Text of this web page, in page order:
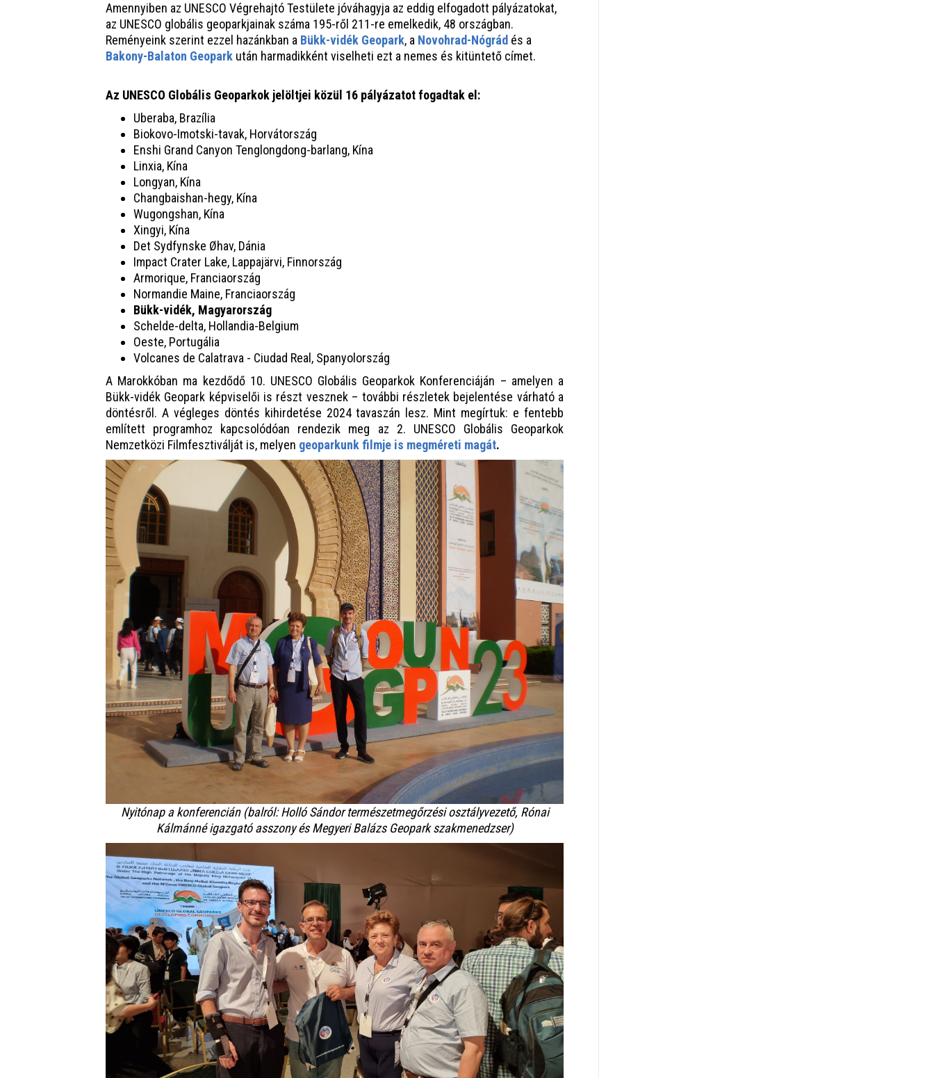
Amennyiben az UNESCO Végrehajtó Testülete jóváhagyja az eddig elfogadott pályázatokat,
az UNESCO globális geoparkjainak száma 195-ről 211-re emelkedik, 48 országban.
Reményeink szerint ezzel hazánkban a Bükk-vidék Geopark, a Novohrad-Nógrád és a
Bakony-Balaton Geopark után harmadikként viselheti ezt a nemes és kitüntető címet.
Az UNESCO Globális Geoparkok jelöltjei közül 16 pályázatot fogadtak el:
Uberaba, Brazília
Biokovo-Imotski-tavak, Horvátország
Enshi Grand Canyon Tenglongdong-barlang, Kína
Linxia, Kína
Longyan, Kína
Changbaishan-hegy, Kína
Wugongshan, Kína
Xingyi, Kína
Det Sydfynske Øhav, Dánia
Impact Crater Lake, Lappajärvi, Finnország
Armorique, Franciaország
Normandie Maine, Franciaország
Bükk-vidék, Magyarország
Schelde-delta, Hollandia-Belgium
Oeste, Portugália
Volcanes de Calatrava - Ciudad Real, Spanyolország
A Marokkóban ma kezdődő 10. UNESCO Globális Geoparkok Konferenciáján – amelyen a
Bükk-vidék Geopark képviselői is részt vesznek – további részletek bejelentése várható a
döntésről. A végleges döntés kihirdetése 2024 tavaszán lesz. Mint megírtuk: e fentebb
említett programhoz kapcsolódóan rendezik meg az 2. UNESCO Globális Geoparkok
Nemzetközi Filmfesztiválját is, melyen geoparkunk filmje is megméreti magát.
Nyitónap a konferencián (balról: Holló Sándor természetmegőrzési osztályvezető, Rónai
Kálmánné igazgató asszony és Megyeri Balázs Geopark szakmenedzser)